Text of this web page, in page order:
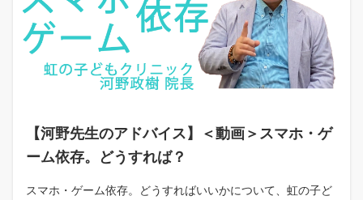
【河野先生のアドバイス】＜動画＞スマホ・ゲ
ーム依存。どうすれば？
スマホ・ゲーム依存。どうすればいいかについて、虹の子ど